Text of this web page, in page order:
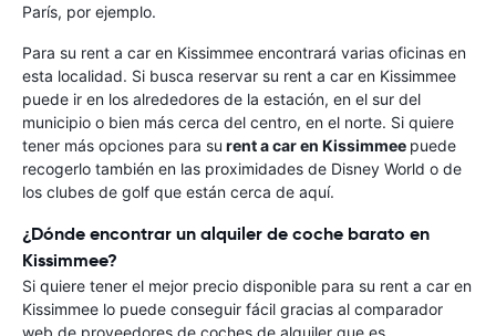
París, por ejemplo.
Para su rent a car en Kissimmee encontrará varias oficinas en
esta localidad. Si busca reservar su rent a car en Kissimmee
puede ir en los alrededores de la estación, en el sur del
municipio o bien más cerca del centro, en el norte. Si quiere
tener más opciones para su rent a car en Kissimmee puede
recogerlo también en las proximidades de Disney World o de
los clubes de golf que están cerca de aquí.
¿Dónde encontrar un alquiler de coche barato en
Kissimmee?
Si quiere tener el mejor precio disponible para su rent a car en
Kissimmee lo puede conseguir fácil gracias al comparador